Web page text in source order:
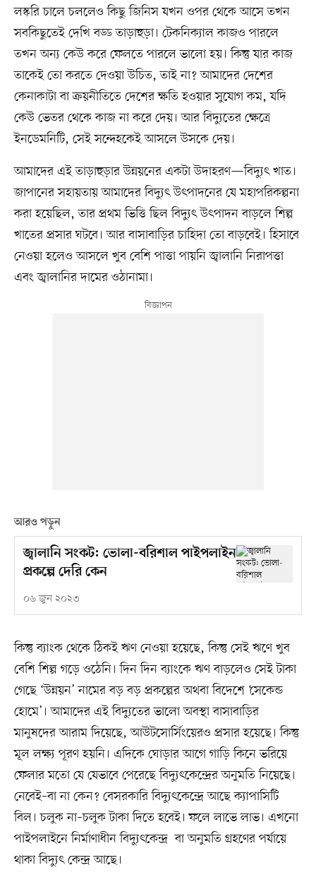
লস্করি চালে চললেও কিছু জিনিস যখন ওপর থেকে আসে তখন
সবকিছুতেই দেখি বড্ড তাড়াহুড়া। টেকনিক্যাল কাজও পারলে
তখন অন্য কেউ করে ফেলতে পারলে ভালো হয়। কিন্তু যার কাজ
তাকেই তো করতে দেওয়া উচিত, তাই না? আমাদের দেশের
কেনাকাটা বা ক্রয়নীতিতে দেশের ক্ষতি হওয়ার সুযোগ কম, যদি
কেউ ভেতর থেকে কাজ না করে দেয়। আর বিদ্যুতের ক্ষেত্রে
ইনডেমনিটি, সেই সন্দেহকেই আসলে উসকে দেয়।
আমাদের এই তাড়াহুড়ার উন্নয়নের একটা উদাহরণ—বিদ্যুৎ খাত।
জাপানের সহায়তায় আমাদের বিদ্যুৎ উৎপাদনের যে মহাপরিকল্পনা
করা হয়েছিল, তার প্রথম ভিত্তি ছিল বিদ্যুৎ উৎপাদন বাড়লে শিল্প
খাতের প্রসার ঘটবে। আর বাসাবাড়ির চাহিদা তো বাড়বেই। হিসাবে
নেওয়া হলেও আসলে খুব বেশি পাত্তা পায়নি জ্বালানি নিরাপত্তা
এবং জ্বালানির দামের ওঠানামা।
আরও পড়ুন
জ্বালানি সংকট: ভোলা-বরিশাল পাইপলাইন
প্রকল্পে দেরি কেন
০৬ জুন ২০২৩
কিন্তু ব্যাংক থেকে ঠিকই ঋণ নেওয়া হয়েছে, কিন্তু সেই ঋণে খুব
বেশি শিল্প গড়ে ওঠেনি। দিন দিন ব্যাংকে ঋণ বাড়লেও সেই টাকা
গেছে ‘উন্নয়ন’ নামের বড় বড় প্রকল্পের অথবা বিদেশে ‘সেকেন্ড
হোমে’। আমাদের এই বিদ্যুতের ভালো অবস্থা বাসাবাড়ির
মানুষদের আরাম দিয়েছে, আউটসোর্সিংয়েরও প্রসার হয়েছে। কিন্তু
মূল লক্ষ্য পূরণ হয়নি। এদিকে ঘোড়ার আগে গাড়ি কিনে ভরিয়ে
ফেলার মতো যে যেভাবে পেরেছে বিদ্যুৎকেন্দ্রের অনুমতি নিয়েছে।
নেবেই–বা না কেন? বেসরকারি বিদ্যুৎকেন্দ্রে আছে ক্যাপাসিটি
বিল। চলুক না–চলুক টাকা দিতে হবেই। ফলে লাভে লাভ। এখনো
পাইপলাইনে নির্মাণাধীন বিদ্যুৎকেন্দ্র বা অনুমতি গ্রহণের পর্যায়ে
থাকা বিদ্যুৎ কেন্দ্র আছে।